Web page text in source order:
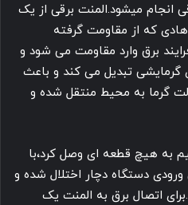
انجام میشود.المنت برقی از یک
که از مقاومت گرفته
برق وارد مقاومت می شود و
گرمایشی تبدیل می کند و باعث
گرما به محیط منتقل شده و
به هیچ قطعه ای وصل کرد،با
دستگاه دچار اختلال شده و
اتصال برق به المنت یک